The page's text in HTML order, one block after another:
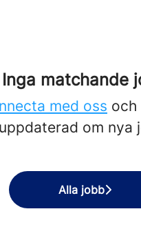
Inga matchande
med oss och
uppdaterad om nya
Alla jobb